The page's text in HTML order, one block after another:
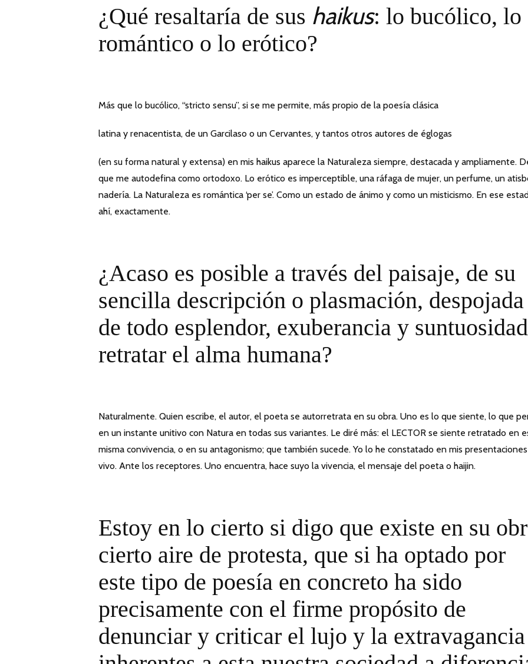
¿Qué resaltaría de sus haikus: lo bucólico, lo
romántico o lo erótico?
Más que lo bucólico, “stricto sensu”, si se me permite, más propio de la poesía clásica
latina y renacentista, de un Garcilaso o un Cervantes, y tantos otros autores de églogas
(en su forma natural y extensa) en mis haikus aparece la Naturaleza siempre, destacada y ampliamente.
que me autodefina como ortodoxo. Lo erótico es imperceptible, una ráfaga de mujer, un perfume, un
nadería. La Naturaleza es romántica ‘per se’. Como un estado de ánimo y como un misticismo. En ese
ahí, exactamente.
¿Acaso es posible a través del paisaje, de su
sencilla descripción o plasmación, despojada
de todo esplendor, exuberancia y
retratar el alma humana?
Naturalmente. Quien escribe, el autor, el poeta se autorretrata en su obra. Uno es lo que siente, lo que
en un instante unitivo con Natura en todas sus variantes. Le diré más: el LECTOR se siente retratado en
misma convivencia, o en su antagonismo; que también sucede. Yo lo he constatado en mis
vivo. Ante los receptores. Uno encuentra, hace suyo la vivencia, el mensaje del poeta o haijin.
Estoy en lo cierto si digo que existe en su
cierto aire de protesta, que si ha optado por
este tipo de poesía en concreto ha sido
precisamente con el firme propósito de
denunciar y criticar el lujo y la extravagancia